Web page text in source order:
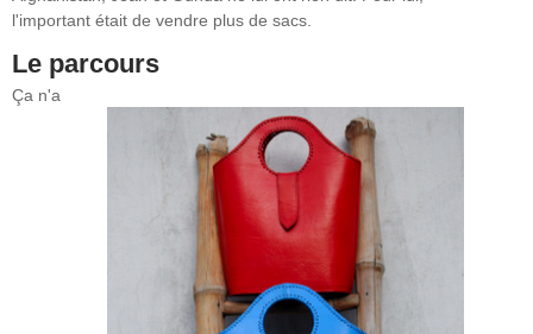
l'important était de vendre plus de sacs.
Le parcours
Ça n'a